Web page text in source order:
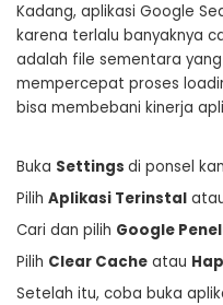
Kadang, aplikasi Google
karena terlalu banyaknya
adalah file sementara
mempercepat proses
bisa membebani kinerja
Buka Settings di ponsel
Pilih Aplikasi Terinstal
Cari dan pilih Google
Pilih Clear Cache atau
Setelah itu, coba buka